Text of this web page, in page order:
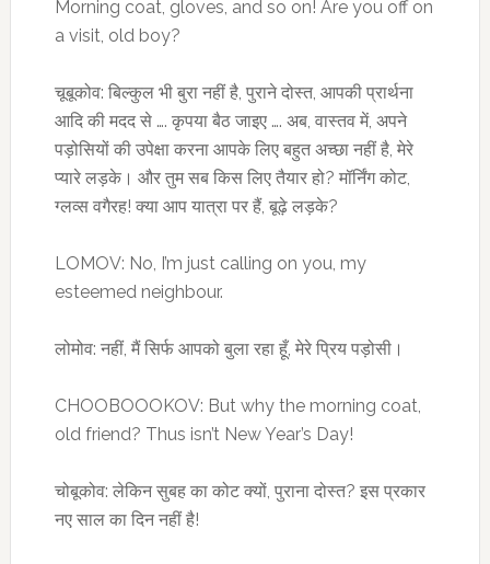
Morning coat, gloves, and so on! Are you off on
a visit, old boy?
चूबूकोव: बिल्कुल भी बुरा नहीं है, पुराने दोस्त, आपकी प्रार्थना
आदि की मदद से …. कृपया बैठ जाइए …. अब, वास्तव में, अपने
पड़ोसियों की उपेक्षा करना आपके लिए बहुत अच्छा नहीं है, मेरे
प्यारे लड़के। और तुम सब किस लिए तैयार हो? मॉर्निंग कोट,
ग्लव्स वगैरह! क्या आप यात्रा पर हैं, बूढ़े लड़के?
LOMOV: No, I’m just calling on you, my
esteemed neighbour.
लोमोव: नहीं, मैं सिर्फ आपको बुला रहा हूँ, मेरे प्रिय पड़ोसी।
CHOOBOOOKOV: But why the morning coat,
old friend? Thus isn’t New Year’s Day!
चोबूकोव: लेकिन सुबह का कोट क्यों, पुराना दोस्त? इस प्रकार
नए साल का दिन नहीं है!